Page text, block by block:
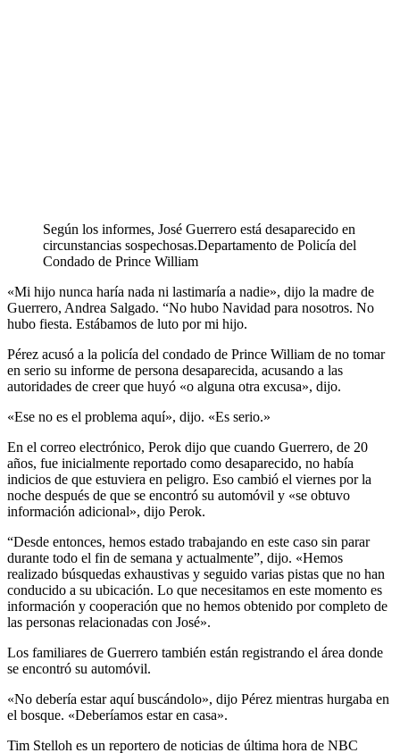
Según los informes, José Guerrero está desaparecido en
circunstancias sospechosas.Departamento de Policía del
Condado de Prince William
«Mi hijo nunca haría nada ni lastimaría a nadie», dijo la madre de
Guerrero, Andrea Salgado. “No hubo Navidad para nosotros. No
hubo fiesta. Estábamos de luto por mi hijo.
Pérez acusó a la policía del condado de Prince William de no tomar
en serio su informe de persona desaparecida, acusando a las
autoridades de creer que huyó «o alguna otra excusa», dijo.
«Ese no es el problema aquí», dijo. «Es serio.»
En el correo electrónico, Perok dijo que cuando Guerrero, de 20
años, fue inicialmente reportado como desaparecido, no había
indicios de que estuviera en peligro. Eso cambió el viernes por la
noche después de que se encontró su automóvil y «se obtuvo
información adicional», dijo Perok.
“Desde entonces, hemos estado trabajando en este caso sin parar
durante todo el fin de semana y actualmente”, dijo. «Hemos
realizado búsquedas exhaustivas y seguido varias pistas que no han
conducido a su ubicación. Lo que necesitamos en este momento es
información y cooperación que no hemos obtenido por completo de
las personas relacionadas con José».
Los familiares de Guerrero también están registrando el área donde
se encontró su automóvil.
«No debería estar aquí buscándolo», dijo Pérez mientras hurgaba en
el bosque. «Deberíamos estar en casa».
Tim Stelloh es un reportero de noticias de última hora de NBC